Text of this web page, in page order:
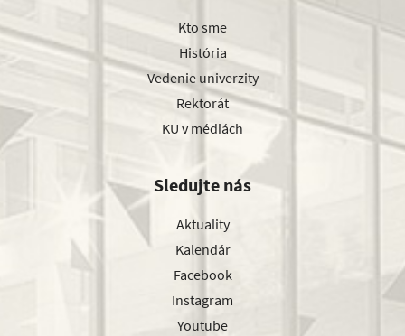
Kto sme
História
Vedenie univerzity
Rektorát
KU v médiách
Sledujte nás
Aktuality
Kalendár
Facebook
Instagram
Youtube